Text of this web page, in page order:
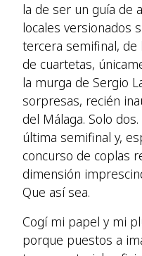
la de ser un guía de
locales versionados
tercera semifinal,
de cuartetas,
la murga de Sergio
sorpresas, recién
del Málaga. Solo
última semifinal y,
concurso de coplas
dimensión
Que así sea.
Cogí mi papel y mi
porque puestos a